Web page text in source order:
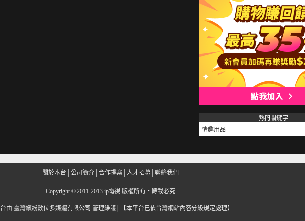
熱門關鍵字
情趣用品
關於本台 公司簡介 合作提案 人才招募 聯絡我們
Copyright © 2011-2013 ip電視 版權所有‧轉載必究
由 臺灣繽紛數位多媒體有限公司 管理維護│ 【本平台已依台灣網站內容分級規定處理】